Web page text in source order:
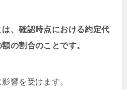
は、確認時点における約定代
の割合のことです。
響を受けます。